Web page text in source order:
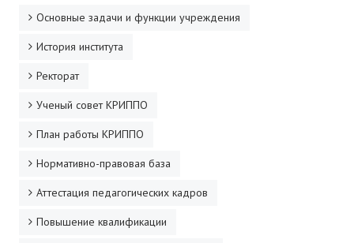
Готовимся к новому учебному году 2026-2027
ДПО
Профессиональная переподготовка
Основные задачи и функции учреждения
История института
Ректорат
Ученый совет КРИППО
План работы КРИППО
Нормативно-правовая база
Аттестация педагогических кадров
Повышение квалификации